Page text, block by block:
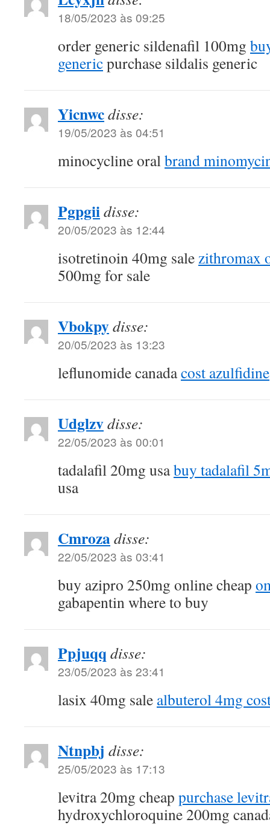
18/05/2023 às 09:25
order generic sildenafil 100mg
genericpurchase sildalis generic
Yicnwcdisse:
19/05/2023 às 04:51
minocycline oralbrand
Pgpgiidisse:
20/05/2023 às 12:44
isotretinoin 40mg salezithromax
500mg for sale
Vbokpydisse:
20/05/2023 às 13:23
leflunomide canadacost azulfidine
Udglzvdisse:
22/05/2023 às 00:01
tadalafil 20mg usabuy tadalafil
usa
Cmrozadisse:
22/05/2023 às 03:41
buy azipro 250mg online cheap
gabapentin where to buy
Ppjuqq disse:
23/05/2023 às 23:41
lasix 40mg sale albuterol 4mg
Ntnpbj disse:
25/05/2023 às 17:13
levitra 20mg cheap purchase
hydroxychloroquine 200mg